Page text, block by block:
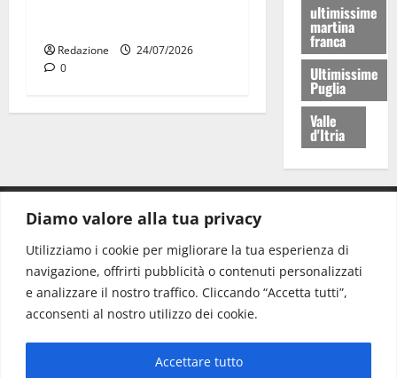
Diamo valore alla tua privacy
Utilizziamo i cookie per migliorare la tua esperienza di
navigazione, offrirti pubblicità o contenuti personalizzati
e analizzare il nostro traffico. Cliccando “Accetta tutti”,
acconsenti al nostro utilizzo dei cookie.
Accettare tutto
Redazione
24/07/2026
0
ultimissime
martina
franca
Ultimissime
Puglia
Valle
d'Itria
Redazione: redazione@www.martinasera.it
Direttore:direttore@www.martinasera.it
Info & Commerciale:info@www.martinasera.it